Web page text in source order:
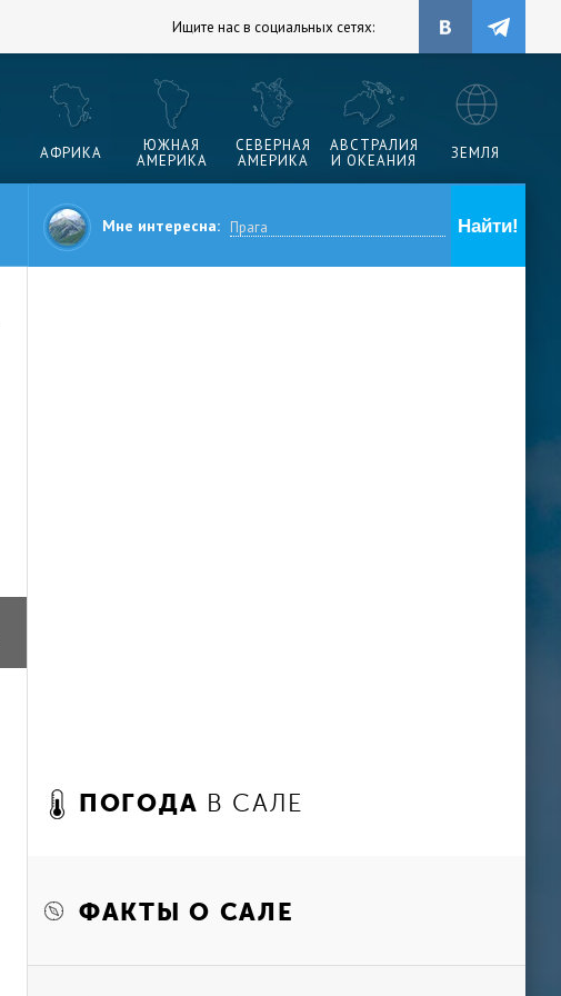
Ищите нас в социальных сетях:
АФРИКА
ЮЖНАЯ
АМЕРИКА
СЕВЕРНАЯ
АМЕРИКА
АВСТРАЛИЯ
И ОКЕАНИЯ
ЗЕМЛЯ
Мне интересна:
ПОГОДА В САЛЕ
ФАКТЫ О САЛЕ